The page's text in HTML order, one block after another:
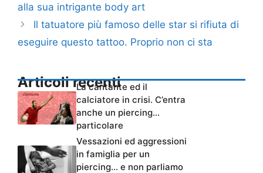
alla sua intrigante body art
Il tatuatore più famoso delle star si rifiuta di
eseguire questo tattoo. Proprio non ci sta
Articoli recenti
La cantante ed il
calciatore in crisi. C’entra
anche un piercing…
particolare
Vessazioni ed aggressioni
in famiglia per un
piercing… e non parliamo